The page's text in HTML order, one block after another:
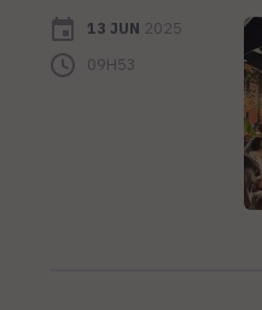
13 JUN 2025
09H53